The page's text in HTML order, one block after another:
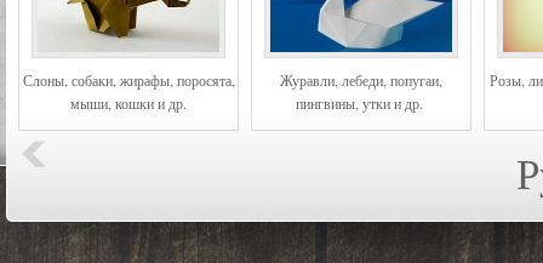
Слоны, собаки, жирафы, поросята,
мыши, кошки и др.
Журавли, лебеди, попугаи,
пингвины, утки и др.
Розы,